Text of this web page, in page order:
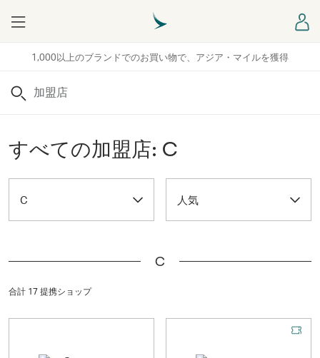
1,000以上のブランドでのお買い物で、アジア・マイルを獲得
Menu
検索
すべての加盟店: C
C 人気
C
合計 17 提携ショップ